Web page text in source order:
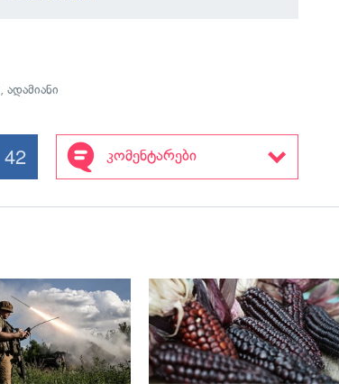
,ადამიანი
42 კომენტარები
გადახედვა